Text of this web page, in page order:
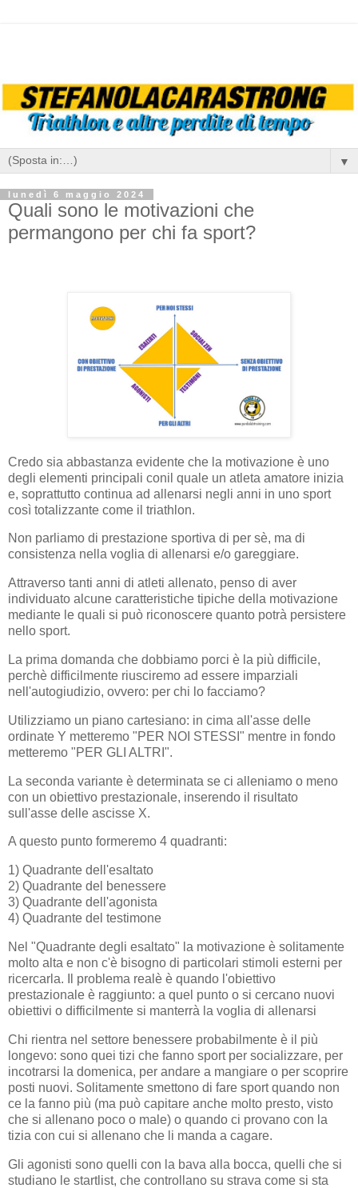
▼
lunedì 6 maggio 2024
Quali sono le motivazioni che
permangono per chi fa sport?
Credo sia abbastanza evidente che la motivazione è uno
degli elementi principali conil quale un atleta amatore inizia
e, soprattutto continua ad allenarsi negli anni in uno sport
così totalizzante come il triathlon.
Non parliamo di prestazione sportiva di per sè, ma di
consistenza nella voglia di allenarsi e/o gareggiare.
Attraverso tanti anni di atleti allenato, penso di aver
individuato alcune caratteristiche tipiche della motivazione
mediante le quali si può riconoscere quanto potrà persistere
nello sport.
La prima domanda che dobbiamo porci è la più difficile,
perchè difficilmente riusciremo ad essere imparziali
nell'autogiudizio, ovvero: per chi lo facciamo?
Utilizziamo un piano cartesiano: in cima all'asse delle
ordinate Y metteremo "PER NOI STESSI" mentre in fondo
metteremo "PER GLI ALTRI".
La seconda variante è determinata se ci alleniamo o meno
con un obiettivo prestazionale, inserendo il risultato
sull'asse delle ascisse X.
A questo punto formeremo 4 quadranti:
1) Quadrante dell'esaltato
2) Quadrante del benessere
3) Quadrante dell'agonista
4) Quadrante del testimone
Nel "Quadrante degli esaltato" la motivazione è solitamente
molto alta e non c'è bisogno di particolari stimoli esterni per
ricercarla. Il problema realè è quando l'obiettivo
prestazionale è raggiunto: a quel punto o si cercano nuovi
obiettivi o difficilmente si manterrà la voglia di allenarsi
Chi rientra nel settore benessere probabilmente è il più
longevo: sono quei tizi che fanno sport per socializzare, per
incotrarsi la domenica, per andare a mangiare o per scoprire
posti nuovi. Solitamente smettono di fare sport quando non
ce la fanno più (ma può capitare anche molto presto, visto
che si allenano poco o male) o quando ci provano con la
tizia con cui si allenano che li manda a cagare.
Gli agonisti sono quelli con la bava alla bocca, quelli che si
studiano le startlist, che controllano su strava come si sta